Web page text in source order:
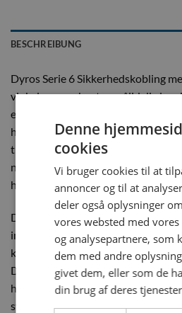
BESCHREIBUNG
Dyros Serie 6 Sikkerhedskobling
vinkel er en robust og pålidelig
effektivitet og høj sikkerhed i
håndterer trykluft, væsker eller
til applikationer, hvor både
nødvendige, og er især velegnet til
hurtig og sikker tilslutning under
Den 90° vinkel på slangespidsen
installationssituationen og gør det
komponenter i trange eller svært
Denne vinkel reducerer også
hvilket bidrager til en længere
systemkomponenterne og en
Denne
cookies
Vi bruger cookies til at
annoncer og til at
deler også oplysninger
vores websted med
og analysepartnere, som
dem med andre
givet dem, eller som de
din brug af deres